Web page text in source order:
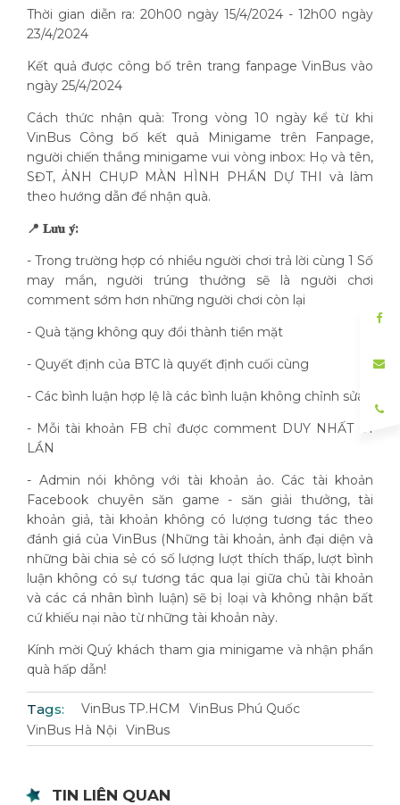
Thời gian diễn ra: 20h00 ngày 15/4/2024 - 12h00 ngày
23/4/2024
Kết quả được công bố trên trang fanpage VinBus vào
ngày 25/4/2024
Cách thức nhận quà: Trong vòng 10 ngày kể từ khi
VinBus Công bố kết quả Minigame trên Fanpage,
người chiến thắng minigame vui vòng inbox: Họ và tên,
SĐT, ẢNH CHỤP MÀN HÌNH PHẦN DỰ THI và làm
theo hướng dẫn để nhận quà.
📍 𝐋𝐮̛𝐮 𝐲́:
- Trong trường hợp có nhiều người chơi trả lời cùng 1 Số
may mắn, người trúng thưởng sẽ là người chơi
comment sớm hơn những người chơi còn lại
- Quà tặng không quy đổi thành tiền mặt
- Quyết định của BTC là quyết định cuối cùng
- Các bình luận hợp lệ là các bình luận không chỉnh sửa
- Mỗi tài khoản FB chỉ được comment DUY NHẤT 01
LẦN
- Admin nói không với tài khoản ảo. Các tài khoản
Facebook chuyên săn game - săn giải thưởng, tài
khoản giả, tài khoản không có lượng tương tác theo
đánh giá của VinBus (Những tài khoản, ảnh đại diện và
những bài chia sẻ có số lượng lượt thích thấp, lượt bình
luận không có sự tương tác qua lại giữa chủ tài khoản
và các cá nhân bình luận) sẽ bị loại và không nhận bất
cứ khiếu nại nào từ những tài khoản này.
Kính mời Quý khách tham gia minigame và nhận phần
quà hấp dẫn!
Tags: VinBus TP.HCM
VinBus Phú Quốc
VinBus Hà Nội
VinBus
TIN LIÊN QUAN